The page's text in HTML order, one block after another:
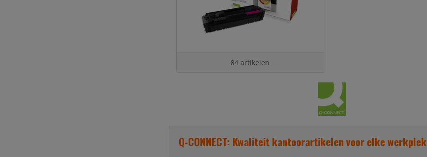
84 artikelen
Q-CONNECT: Kwaliteit kantoorartikelen voor elke werkplek